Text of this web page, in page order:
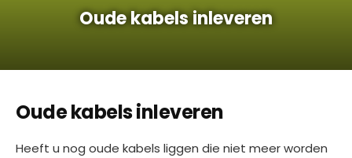
Oude kabels inleveren
Oude kabels inleveren
Heeft u nog oude kabels liggen die niet meer worden